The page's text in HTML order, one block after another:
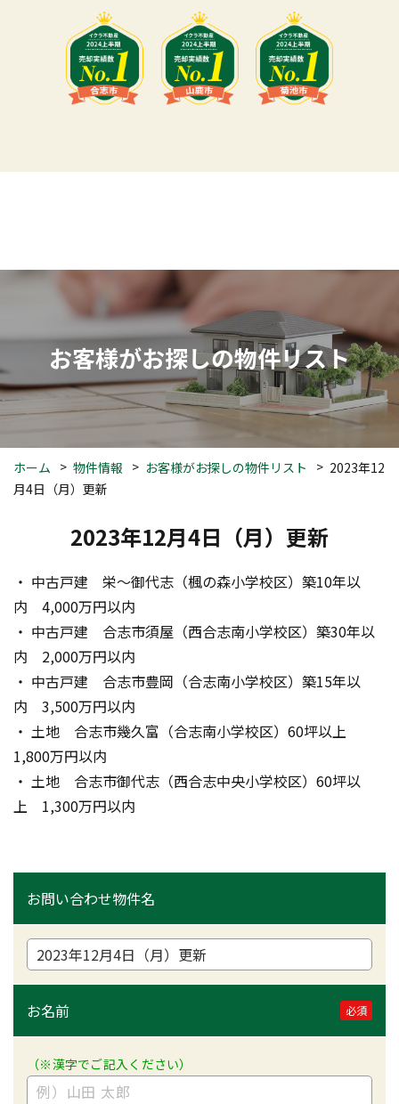
お客様がお探しの物件リスト
ホーム 物件情報 お客様がお探しの物件リスト
2023年12
月4日（月）更新
2023年12月4日（月）更新
・ 中古戸建　栄～御代志（楓の森小学校区）築10年以
内　4,000万円以内
・ 中古戸建　合志市須屋（西合志南小学校区）築30年以
内　2,000万円以内
・ 中古戸建　合志市豊岡（合志南小学校区）築15年以
内　3,500万円以内
・ 土地　合志市幾久富（合志南小学校区）60坪以上
1,800万円以内
・ 土地　合志市御代志（西合志中央小学校区）60坪以
上　1,300万円以内
お問い合わせ物件名
お名前 必須
（※漢字でご記入ください）